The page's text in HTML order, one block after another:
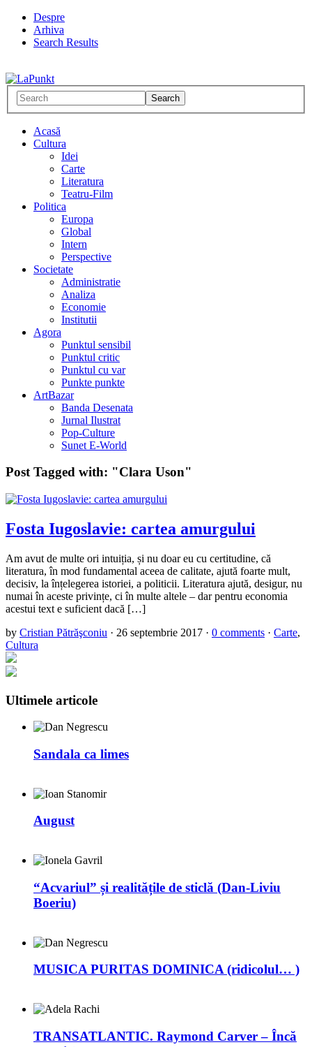
Despre
Arhiva
Search Results
Acasă
Cultura
Idei
Carte
Literatura
Teatru-Film
Politica
Europa
Global
Intern
Perspective
Societate
Administratie
Analiza
Economie
Institutii
Agora
Punktul sensibil
Punktul critic
Punktul cu var
Punkte punkte
ArtBazar
Banda Desenata
Jurnal Ilustrat
Pop-Culture
Sunet E-World
Post Tagged with: "Clara Uson"
Fosta Iugoslavie: cartea amurgului
Am avut de multe ori intuiția, și nu doar eu cu certitudine, că
literatura, în mod fundamental aceea de calitate, ajută foarte mult,
decisiv, la înțelegerea istoriei, a politicii. Literatura ajută, desigur, nu
numai în aceste privințe, ci în multe altele – dar pentru economia
acestui text e suficient dacă […]
by Cristian Pătrăşconiu · 26 septembrie 2017 · 0 comments · Carte,
Cultura
Ultimele articole
Sandala ca limes
August
“Acvariul” și realitățile de sticlă (Dan-Liviu
Boeriu)
MUSICA PURITAS DOMINICA (ridicolul… )
TRANSATLANTIC. Raymond Carver – Încă